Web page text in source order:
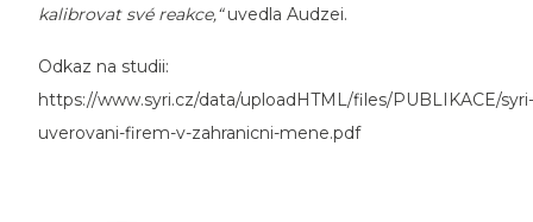
kalibrovat své reakce,“uvedla Audzei.
Odkaz na studii:
https://www.syri.cz/data/uploadHTML/files/PUBLIKACE/syri-
uverovani-firem-v-zahranicni-mene.pdf